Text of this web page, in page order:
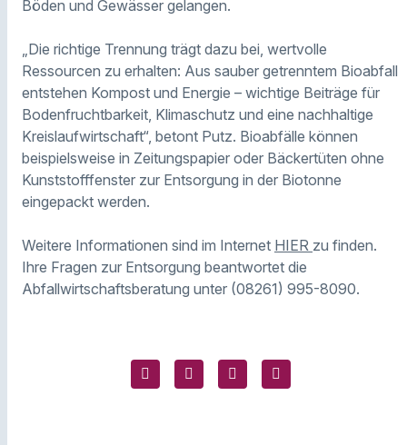
Böden und Gewässer gelangen.
„Die richtige Trennung trägt dazu bei, wertvolle
Ressourcen zu erhalten: Aus sauber getrenntem Bioabfall
entstehen Kompost und Energie – wichtige Beiträge für
Bodenfruchtbarkeit, Klimaschutz und eine nachhaltige
Kreislaufwirtschaft“, betont Putz. Bioabfälle können
beispielsweise in Zeitungspapier oder Bäckertüten ohne
Kunststofffenster zur Entsorgung in der Biotonne
eingepackt werden.
Weitere Informationen sind im Internet HIER zu finden.
Ihre Fragen zur Entsorgung beantwortet die
Abfallwirtschaftsberatung unter (08261) 995-8090.